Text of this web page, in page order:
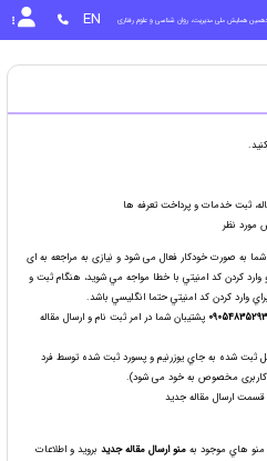
همایش ملی مدیریت، روان شناسی و علوم رفتاری EN
ثبت خدمات و پرداخت تعرفه ها
مورد نظر
به صورت خودکار فعال می شود و نیازی به مراجعه به ای
كردن كد امنيتي با خطا مواجه مي شويد، هنگام ثبت و
وارد كردن كد امنيتي حتما انگليسي باشد.
09054835293 پشتیبان شما در امر ثبت نام و ارسال مقاله
ثبت شده به جاي يوزرنيم و پسورد ثبت شده توسط فرد
کاربری مخصوص به خود می شود).
قسمت ارسال مقاله جديد
منو هاي موجود به منو ارسال مقاله جدیدبرويد و اطلاعات